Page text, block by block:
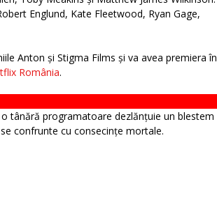
Englund, Kate Fleetwood, Ryan Gage,
Anton și Stigma Films și va avea premiera în
România.
tânără programatoare dezlănțuie un blestem
confrunte cu consecințe mortale.